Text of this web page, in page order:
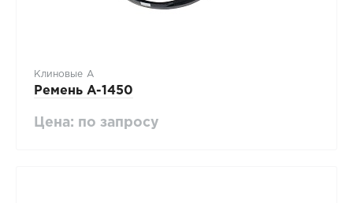
Клиновые А
Ремень A-1450
Цена: по запросу